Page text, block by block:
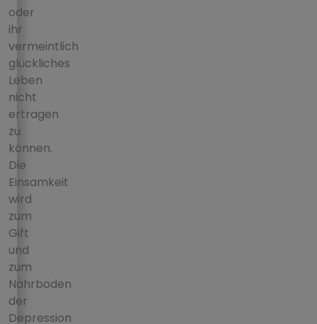
oder
ihr
vermeintlich
glückliches
Leben
nicht
ertragen
zu
können.
Die
Einsamkeit
wird
zum
Gift
und
zum
Nährboden
der
Depression